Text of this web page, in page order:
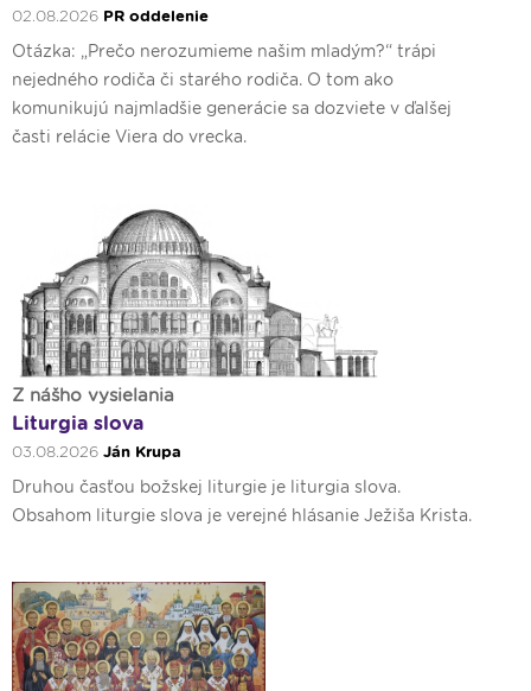
02.08.2026 PR oddelenie
Otázka: „Prečo nerozumieme našim mladým?“ trápi
nejedného rodiča či starého rodiča. O tom ako
komunikujú najmladšie generácie sa dozviete v ďalšej
časti relácie Viera do vrecka.
Z nášho vysielania
Liturgia slova
03.08.2026 Ján Krupa
Druhou časťou božskej liturgie je liturgia slova.
Obsahom liturgie slova je verejné hlásanie Ježiša Krista.